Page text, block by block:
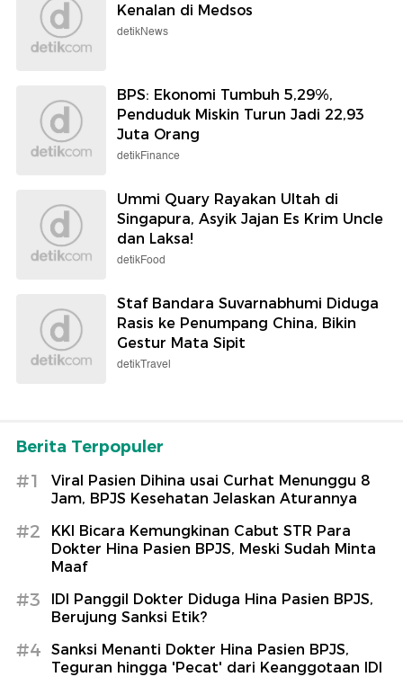
Kenalan di Medsos
detikNews
BPS: Ekonomi Tumbuh 5,29%,
Penduduk Miskin Turun Jadi 22,93
Juta Orang
detikFinance
Ummi Quary Rayakan Ultah di
Singapura, Asyik Jajan Es Krim Uncle
dan Laksa!
detikFood
Staf Bandara Suvarnabhumi Diduga
Rasis ke Penumpang China, Bikin
Gestur Mata Sipit
detikTravel
Berita Terpopuler
#1
Viral Pasien Dihina usai Curhat Menunggu 8
Jam, BPJS Kesehatan Jelaskan Aturannya
#2
KKI Bicara Kemungkinan Cabut STR Para
Dokter Hina Pasien BPJS, Meski Sudah Minta
Maaf
#3
IDI Panggil Dokter Diduga Hina Pasien BPJS,
Berujung Sanksi Etik?
#4
Sanksi Menanti Dokter Hina Pasien BPJS,
Teguran hingga 'Pecat' dari Keanggotaan IDI